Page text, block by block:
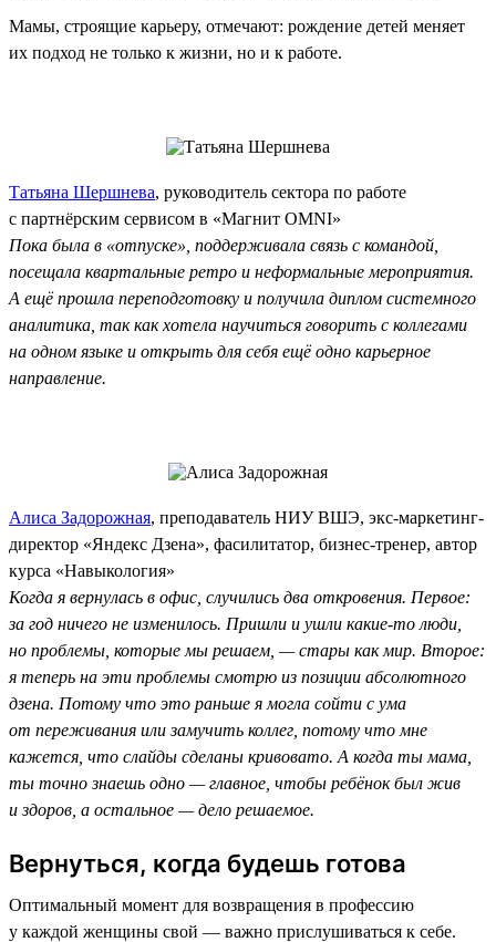
Мамы, строящие карьеру, отмечают: рождение детей меняет
их подход не только к жизни, но и к работе.
Татьяна Шершнева, руководитель сектора по работе
с партнёрским сервисом в «Магнит OMNI»
Пока была в «отпуске», поддерживала связь с командой,
посещала квартальные ретро и неформальные мероприятия.
А ещё прошла переподготовку и получила диплом системного
аналитика, так как хотела научиться говорить с коллегами
на одном языке и открыть для себя ещё одно карьерное
направление.
Алиса Задорожная, преподаватель НИУ ВШЭ, экс‑маркетинг-
директор «Яндекс Дзена», фасилитатор, бизнес-тренер, автор
курса «Навыкология»
Когда я вернулась в офис, случились два откровения. Первое:
за год ничего не изменилось. Пришли и ушли какие-то люди,
но проблемы, которые мы решаем, — стары как мир. Второе:
я теперь на эти проблемы смотрю из позиции абсолютного
дзена. Потому что это раньше я могла сойти с ума
от переживания или замучить коллег, потому что мне
кажется, что слайды сделаны кривовато. А когда ты мама,
ты точно знаешь одно — главное, чтобы ребёнок был жив
и здоров, а остальное — дело решаемое.
Вернуться, когда будешь готова
Оптимальный момент для возвращения в профессию
у каждой женщины свой — важно прислушиваться к себе.